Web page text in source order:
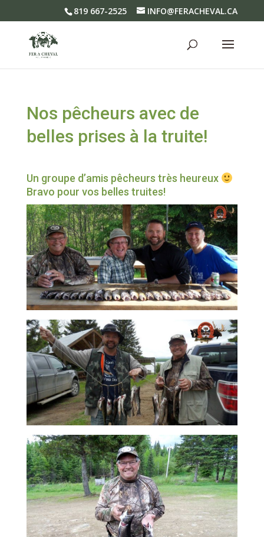
819 667-2525 INFO@FERACHEVAL.CA
Nos pêcheurs avec de
belles prises à la truite!
Un groupe d’amis pêcheurs très heureux
Bravo pour vos belles truites!